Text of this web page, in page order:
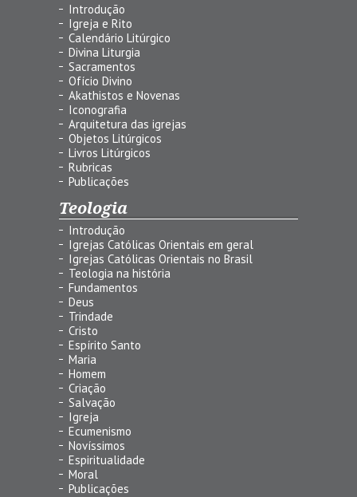
Introdução
Igreja e Rito
Calendário Litúrgico
Divina Liturgia
Sacramentos
Ofício Divino
Akathistos e Novenas
Iconografia
Arquitetura das igrejas
Objetos Litúrgicos
Livros Litúrgicos
Rubricas
Publicações
Teologia
Introdução
Igrejas Católicas Orientais em geral
Igrejas Católicas Orientais no Brasil
Teologia na história
Fundamentos
Deus
Trindade
Cristo
Espírito Santo
Maria
Homem
Criação
Salvação
Igreja
Ecumenismo
Novíssimos
Espiritualidade
Moral
Publicações